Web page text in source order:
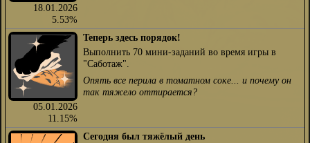
18.01.2026
5.53%
05.01.2026
11.15%
Теперь здесь порядок!
Выполнить 70 мини-заданий во время игры в
"Саботаж".
Опять все перила в томатном соке... и почему он
так тяжело оттирается?
Сегодня был тяжёлый день